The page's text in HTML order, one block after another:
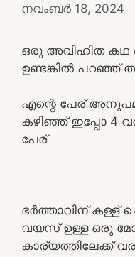
നവംബർ 18, 2024
ഒരു അവിഹിത
ഉണ്ടങ്കിൽ പറഞ്ഞ്
എന്റെ പേര്
കഴിഞ്ഞ് ഇപ്പോ 4
പേര്
ഭർത്താവിന് കള്ള്
വയസ് ഉള്ള ഒരു
കാര്യത്തിലേക്ക്